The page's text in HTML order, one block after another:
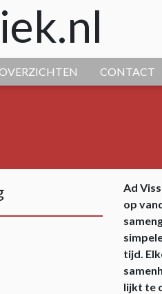
CONTACT
Ad
op
tijd.
lijkt te